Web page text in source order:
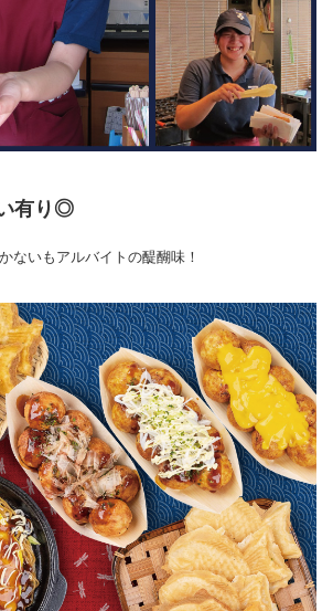
有り◎
ないもアルバイトの醍醐味！